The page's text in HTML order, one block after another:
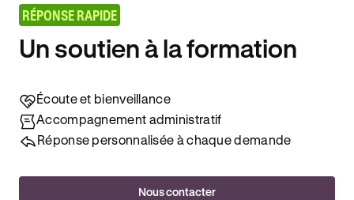
RÉPONSE RAPIDE
Un soutien à la formation
Écoute et bienveillance
Accompagnement administratif
Réponse personnalisée à chaque demande
Nous contacter